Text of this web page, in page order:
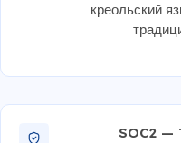
креольский
SOC2 —